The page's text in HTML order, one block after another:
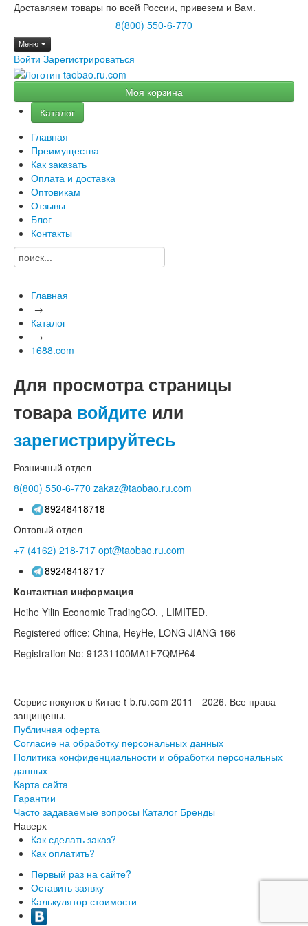
Доставляем товары по всей России, привезем и Вам.
8(800) 550-6-770
Меню
Войти Зарегистрироваться
Моя корзина
Каталог
Главная
Преимущества
Как заказать
Оплата и доставка
Оптовикам
Отзывы
Блог
Контакты
Главная
→
Каталог
→
1688.com
Для просмотра страницы
товара войдите или
зарегистрируйтесь
Розничный отдел
8(800) 550-6-770 zakaz@taobao.ru.com
89248418718
Оптовый отдел
+7 (4162) 218-717 opt@taobao.ru.com
89248418717
Контактная информация
Heihe Yilin Economic TradingCO. , LIMITED.
Registered office: China, HeyHe, LONG JIANG 166
Registration No: 91231100MA1F7QMP64
Сервис покупок в Китае t-b.ru.com 2011 - 2026. Все права
защищены.
Публичная оферта
Согласие на обработку персональных данных
Политика конфиденциальности и обработки персональных
данных
Карта сайта
Гарантии
Часто задаваемые вопросы Каталог Бренды
Наверх
Как сделать заказ?
Как оплатить?
Первый раз на сайте?
Оставить заявку
Калькулятор стоимости